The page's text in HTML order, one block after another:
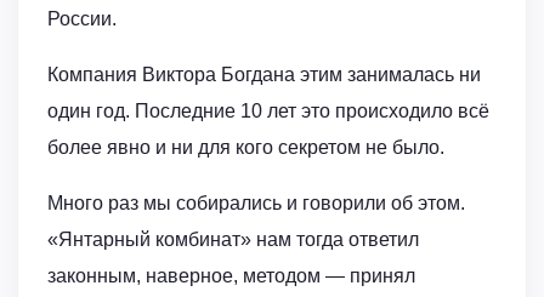
России.
Компания Виктора Богдана этим занималась ни
один год. Последние 10 лет это происходило всё
более явно и ни для кого секретом не было.
Много раз мы собирались и говорили об этом.
«Янтарный комбинат» нам тогда ответил
законным, наверное, методом — принял